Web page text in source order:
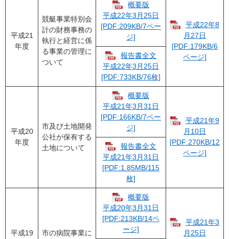
平成21
年度
競艇事業特別会
計の財務事務の
執行と経営に係
る事業の管理に
ついて
概要版
平成22年3月25日
[PDF:209KB/7ペー
ジ]
平成22年8
月27日
[PDF:179KB/6
ページ]
報告書全文
平成22年3月25日
[PDF:733KB/76枚]
平成20
年度
市及び土地開発
公社が保有する
土地について
概要版
平成21年3月31日
[PDF:166KB/7ペー
ジ]
平成21年9
月10日
[PDF:270KB/12
ページ]
報告書全文
平成21年3月31日
[PDF:1.85MB/115
枚]
平成19
市の病院事業に
概要版
平成20年3月31日
[PDF:213KB/14ペ
ージ]
平成21年3
月25日